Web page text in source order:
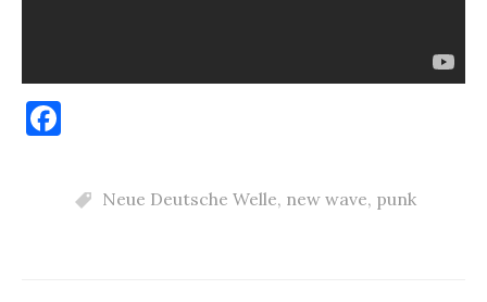
c Neue Deutsche Welle, new wave, punk